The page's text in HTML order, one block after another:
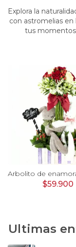
Explora la
con astromelias
tus momentos
$59.900
Ultimas